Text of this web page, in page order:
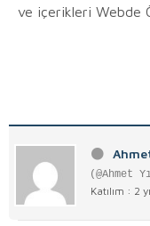
ve içerikleri Webde
(@Ahmet
Katılım : 2